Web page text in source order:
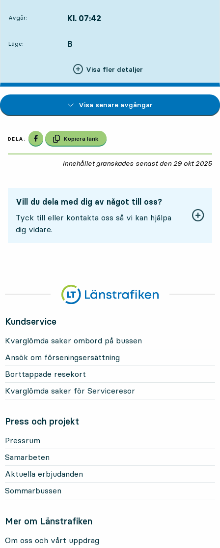
Avgår: Kl. 07:42
Läge:
LÄGE, B
,
Visa fler detaljer
Visa senare avgångar
DELA: Dela på Facebook
Kopiera länk
Innehållet granskades senast den 29 okt 2025
Vill du dela med dig av något till oss?
Tyck till eller kontakta oss så vi kan hjälpa
dig vidare.
Kundservice
Kvarglömda saker ombord på bussen
Ansök om förseningsersättning
Borttappade resekort
Kvarglömda saker för Serviceresor
Press och projekt
Pressrum
Samarbeten
Aktuella erbjudanden
Sommarbussen
Mer om Länstrafiken
Om oss och vårt uppdrag